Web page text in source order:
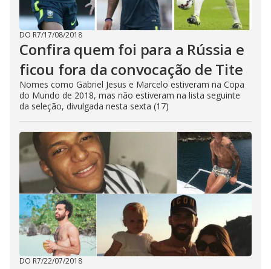
DO R7/17/08/2018
Confira quem foi para a Rússia e
ficou fora da convocação de Tite
Nomes como Gabriel Jesus e Marcelo estiveram na Copa
do Mundo de 2018, mas não estiveram na lista seguinte
da seleção, divulgada nesta sexta (17)
DO R7/22/07/2018